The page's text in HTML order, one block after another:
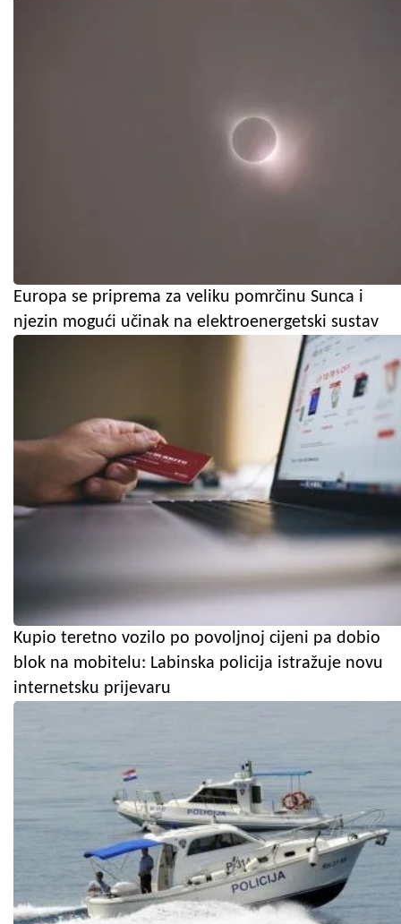
Europa se priprema za veliku pomrčinu Sunca i
njezin mogući učinak na elektroenergetski sustav
Kupio teretno vozilo po povoljnoj cijeni pa dobio
blok na mobitelu: Labinska policija istražuje novu
internetsku prijevaru